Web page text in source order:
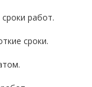
работ.
сроки.